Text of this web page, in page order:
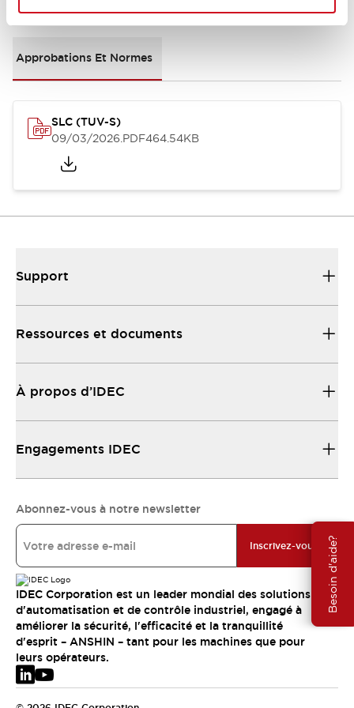
Besoin d'aide?
Approbations Et Normes
SLC (TUV-S)
09/03/2026.PDF464.54KB
Support
Ressources et documents
À propos d’IDEC
Engagements IDEC
Abonnez-vous à notre newsletter
Inscrivez-vous
IDEC Corporation est un leader mondial des solutions
d'automatisation et de contrôle industriel, engagé à
améliorer la sécurité, l'efficacité et la tranquillité
d'esprit – ANSHIN – tant pour les machines que pour
leurs opérateurs.